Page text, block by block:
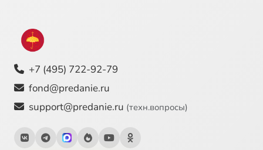
+7 (495) 722-92-79
fond@predanie.ru
support@predanie.ru (техн.вопросы)